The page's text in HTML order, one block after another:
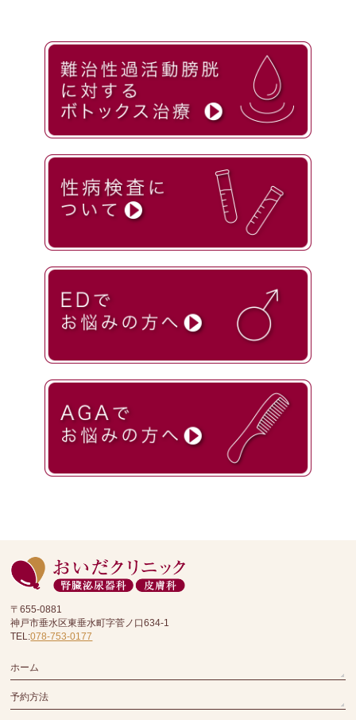
〒655-0881
神戸市垂水区東垂水町字菅ノ口634-1
TEL:078-753-0177
ホーム
予約方法